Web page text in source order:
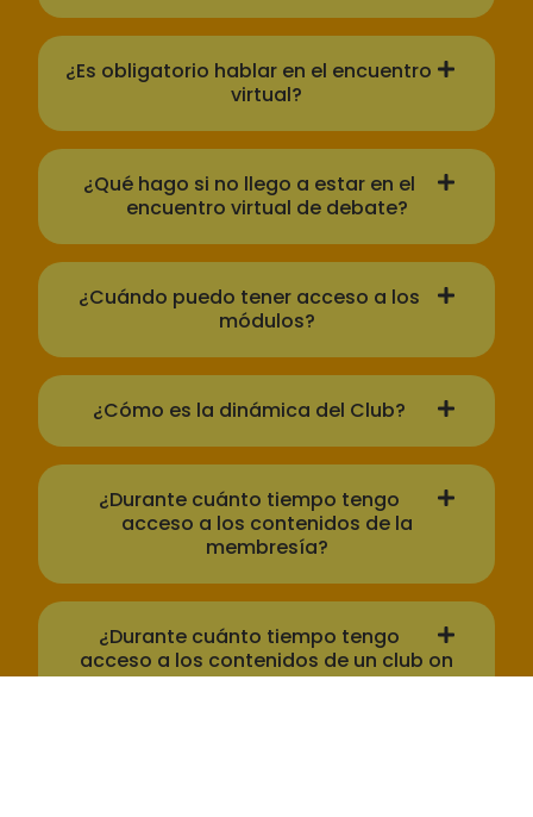
¿Es obligatorio hablar en el encuentro
virtual?
¿Qué hago si no llego a estar en el
encuentro virtual de debate?
¿Cuándo puedo tener acceso a los
módulos?
¿Cómo es la dinámica del Club?
¿Durante cuánto tiempo tengo
acceso a los contenidos de la
membresía?
¿Durante cuánto tiempo tengo
acceso a los contenidos de un club on
demand o club del mes?